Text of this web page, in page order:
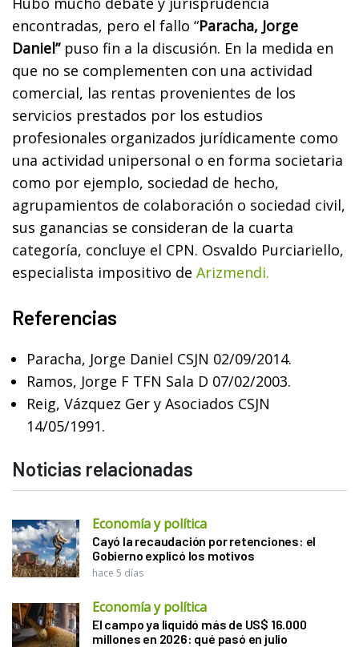
encontradas, pero el fallo “Paracha, Jorge
Daniel”puso fin a la discusión. En la medida en
que no se complementen con una actividad
comercial, las rentas provenientes de los
servicios prestados por los estudios
profesionales organizados jurídicamente como
una actividad unipersonal o en forma societaria
como por ejemplo, sociedad de hecho,
agrupamientos de colaboración o sociedad civil,
sus ganancias se consideran de la cuarta
categoría, concluye el CPN. Osvaldo Purciariello,
especialista impositivo de Arizmendi.
Referencias
Paracha, Jorge Daniel CSJN 02/09/2014.
Ramos, Jorge F TFN Sala D 07/02/2003.
Reig, Vázquez Ger y Asociados CSJN
14/05/1991.
Noticias relacionadas
Economía y política
Cayó la recaudación por retenciones: el
Gobierno explicó los motivos
hace 5 días
Economía y política
El campo ya liquidó más de US$ 16.000
millones en 2026: qué pasó en julio